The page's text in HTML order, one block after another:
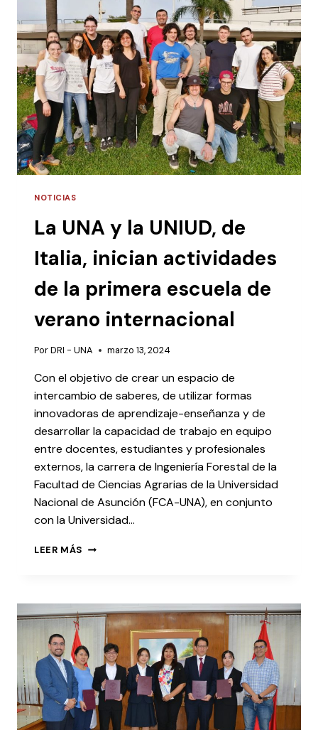
NOTICIAS
La UNA y la UNIUD, de
Italia, inician actividades
de la primera escuela de
verano internacional
PorDRI - UNA marzo 13, 2024
Con el objetivo de crear un espacio de
intercambio de saberes, de utilizar formas
innovadoras de aprendizaje-enseñanza y de
desarrollar la capacidad de trabajo en equipo
entre docentes, estudiantes y profesionales
externos, la carrera de Ingeniería Forestal de la
Facultad de Ciencias Agrarias de la Universidad
Nacional de Asunción (FCA-UNA), en conjunto
con la Universidad…
LEER MÁS